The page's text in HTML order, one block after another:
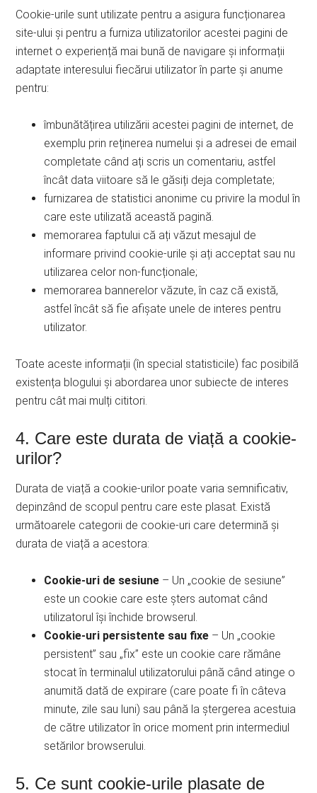
Cookie-urile sunt utilizate pentru a asigura funcționarea
site-ului și pentru a furniza utilizatorilor acestei pagini de
internet o experiență mai bună de navigare și informații
adaptate interesului fiecărui utilizator în parte și anume
pentru:
îmbunătățirea utilizării acestei pagini de internet, de
exemplu prin reținerea numelui și a adresei de email
completate când ați scris un comentariu, astfel
încât data viitoare să le găsiți deja completate;
furnizarea de statistici anonime cu privire la modul în
care este utilizată această pagină.
memorarea faptului că ați văzut mesajul de
informare privind cookie-urile și ați acceptat sau nu
utilizarea celor non-funcționale;
memorarea bannerelor văzute, în caz că există,
astfel încât să fie afișate unele de interes pentru
utilizator.
Toate aceste informații (în special statisticile) fac posibilă
existența blogului și abordarea unor subiecte de interes
pentru cât mai mulți cititori.
4. Care este durata de viață a cookie-
urilor?
Durata de viață a cookie-urilor poate varia semnificativ,
depinzând de scopul pentru care este plasat. Există
următoarele categorii de cookie-uri care determină și
durata de viață a acestora:
Cookie-uri de sesiune – Un „cookie de sesiune”
este un cookie care este șters automat când
utilizatorul își închide browserul.
Cookie-uri persistente sau fixe – Un „cookie
persistent” sau „fix” este un cookie care rămâne
stocat în terminalul utilizatorului până când atinge o
anumită dată de expirare (care poate fi în câteva
minute, zile sau luni) sau până la ștergerea acestuia
de către utilizator în orice moment prin intermediul
setărilor browserului.
5. Ce sunt cookie-urile plasate de